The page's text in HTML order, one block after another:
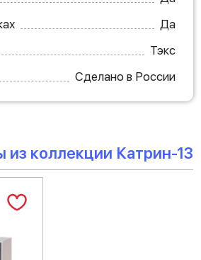
Да
Тэкс
Сделано в России
из коллекции Катрин-13